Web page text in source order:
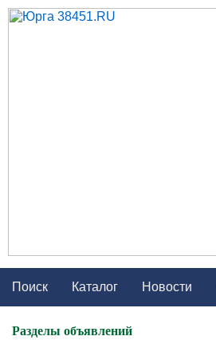
Поиск Каталог Новости
Разделы объявлений